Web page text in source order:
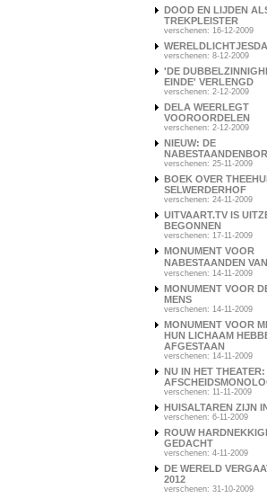
DOOD EN LIJDEN
TREKPLEISTER
verschenen: 16-12-2009
verschenen: 8-12-2009
'DE
EINDE' VERLENGD
verschenen: 2-12-2009
DELA WEERLEGT
VOOROORDELEN
verschenen: 2-12-2009
NIEUW: DE
verschenen: 25-11-2009
BOEK OVER
SELWERDERHOF
verschenen: 24-11-2009
UITVAART.TV IS
BEGONNEN
verschenen: 17-11-2009
MONUMENT VOOR
NABESTAANDEN
verschenen: 14-11-2009
MONUMENT VOOR
MENS
verschenen: 14-11-2009
MONUMENT VOOR
HUN LICHAAM
AFGESTAAN
verschenen: 14-11-2009
NU IN HET THEATER:
verschenen: 11-11-2009
HUISALTAREN ZIJN
verschenen: 6-11-2009
ROUW
GEDACHT
verschenen: 4-11-2009
DE WERELD
2012
verschenen: 31-10-2009